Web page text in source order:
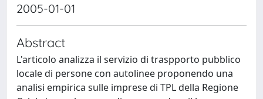
2005-01-01
Abstract
L'articolo analizza il servizio di traspporto pubblico
locale di persone con autolinee proponendo una
analisi empirica sulle imprese di TPL della Regione